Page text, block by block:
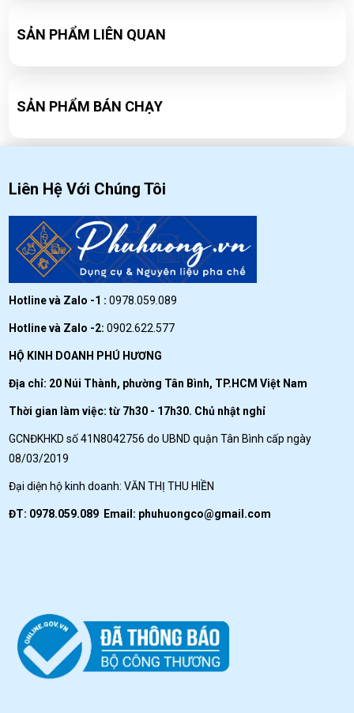
WED 09, 2020
WED 09, 2020
SẢN PHẨM LIÊN QUAN
SẢN PHẨM BÁN CHẠY
Liên Hệ Với Chúng Tôi
Hotline và Zalo -1 : 0978.059.089
Hotline và Zalo -2: 0902.622.577
HỘ KINH DOANH PHÚ HƯƠNG
Địa chỉ: 20 Núi Thành, phường Tân Bình, TP.HCM Việt Nam
Thời gian làm việc: từ 7h30 - 17h30. Chủ nhật nghỉ
GCNĐKHKD số 41N8042756 do UBND quận Tân Bình cấp ngày
08/03/2019
Đại diện hộ kinh doanh: VĂN THỊ THU HIỀN
ĐT: 0978.059.089 Email: phuhuongco@gmail.com